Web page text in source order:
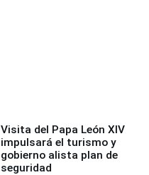
Visita del Papa León XIV
impulsará el turismo y
gobierno alista plan de
seguridad